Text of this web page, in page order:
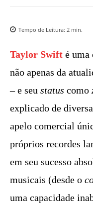
Tempo de Leitura: 2 min.
Taylor Swift é uma
não apenas da
– e seu status como
explicado de
apelo comercial
próprios recordes
em seu sucesso
musicais (desde o
uma capacidade